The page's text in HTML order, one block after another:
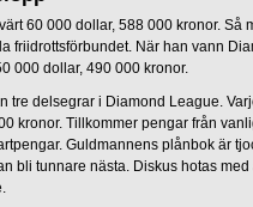
60 000 dollar, 588 000 kronor. Så
friidrottsförbundet. När han vann
000 dollar, 490 000 kronor.
tre delsegrar i Diamond League.
kronor. Tillkommer pengar från
Guldmannens plånbok är
bli tunnare nästa. Diskus hotas med